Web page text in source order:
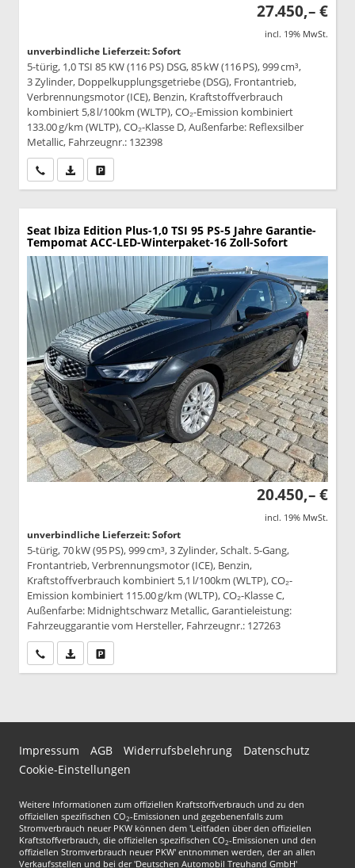
27.450,– €
incl. 19% MwSt.
unverbindliche Lieferzeit: Sofort
5-türig, 1,0 TSI 85 KW (116 PS) DSG, 85 kW (116 PS), 999 cm³,
3 Zylinder, Doppelkupplungsgetriebe (DSG), Frontantrieb,
Verbrennungsmotor (ICE), Benzin, Kraftstoffverbrauch
kombiniert 5,8 l/100km (WLTP), CO₂-Emission kombiniert
133.00 g/km (WLTP), CO₂-Klasse D, Außenfarbe: Reflexsilber
Metallic, Fahrzeugnr.: 132398
Wir rufen Sie anPDF-Datei, Fahrzeugexposé drucken
Seat Ibiza Edition Plus-1,0 TSI 95 PS-5 Jahre Garantie-
Tempomat ACC-LED-Winterpaket-16 Zoll-Sofort
20.450,– €
incl. 19% MwSt.
unverbindliche Lieferzeit: Sofort
5-türig, 70 kW (95 PS), 999 cm³, 3 Zylinder, Schalt. 5-Gang,
Frontantrieb, Verbrennungsmotor (ICE), Benzin,
Kraftstoffverbrauch kombiniert 5,1 l/100km (WLTP), CO₂-
Emission kombiniert 115.00 g/km (WLTP), CO₂-Klasse C,
Außenfarbe: Midnightschwarz Metallic, Garantieleistung:
Fahrzeuggarantie vom Hersteller, Fahrzeugnr.: 127263
Wir rufen Sie anPDF-Datei, Fahrzeugexposé drucken
Impressum AGB Widerrufsbelehrung
Datenschutz
Cookie-Einstellungen
Weitere Informationen zum offiziellen Kraftstoffverbrauch und zu den
offiziellen spezifischen CO2-Emissionen und gegebenenfalls zum
Stromverbrauch neuer PKW können dem 'Leitfaden über den offiziellen
Kraftstoffverbrauch, die offiziellen spezifischen CO2-Emissionen und den
offiziellen Stromverbrauch neuer PKW' entnommen werden, der an allen
Verkaufsstellen und bei der 'Deutschen Automobil Treuhand GmbH'